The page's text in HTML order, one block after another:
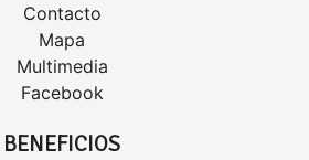
Contacto
Mapa
Multimedia
Facebook
BENEFICIOS